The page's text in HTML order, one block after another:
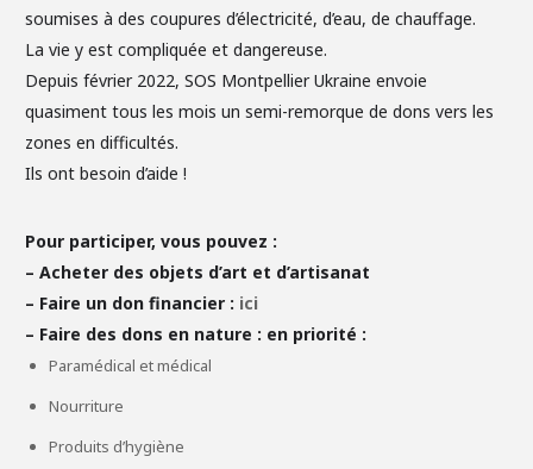
soumises à des coupures d’électricité, d’eau, de chauffage.
La vie y est compliquée et dangereuse.
Depuis février 2022, SOS Montpellier Ukraine envoie
quasiment tous les mois un semi-remorque de dons vers les
zones en difficultés.
Ils ont besoin d’aide !
Pour participer, vous pouvez :
– Acheter des objets d’art et d’artisanat
– Faire un don financier : ici
– Faire des dons en nature : en priorité :
Paramédical et médical
Nourriture
Produits d’hygiène